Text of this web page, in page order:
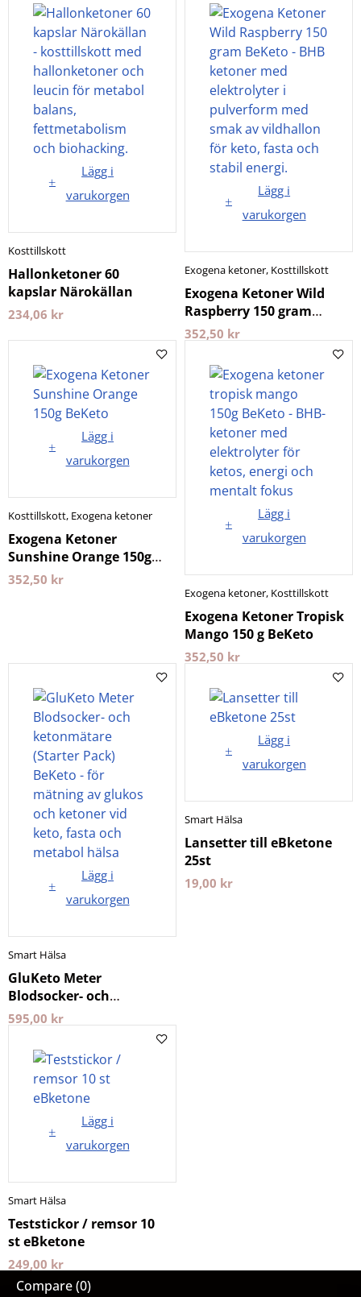
Lägg i
varukorgen
Kosttillskott
Hallonketoner 60
kapslar Närokällan
234,06 kr
Lägg i
varukorgen
Exogena ketoner, Kosttillskott
Exogena Ketoner Wild
Raspberry 150 gram
BeKeto
352,50 kr
Lägg i
varukorgen
Kosttillskott, Exogena ketoner
Exogena Ketoner
Sunshine Orange 150g
BeKeto
352,50 kr
Lägg i
varukorgen
Exogena ketoner, Kosttillskott
Exogena Ketoner Tropisk
Mango 150 g BeKeto
352,50 kr
Lägg i
varukorgen
Smart Hälsa
GluKeto Meter
Blodsocker- och
ketonmätare (Starter
Pack) BeKeto
595,00 kr
Lägg i
varukorgen
Smart Hälsa
Lansetter till eBketone
25st
19,00 kr
Lägg i
varukorgen
Smart Hälsa
Teststickor / remsor 10
st eBketone
249,00 kr
Compare(0)